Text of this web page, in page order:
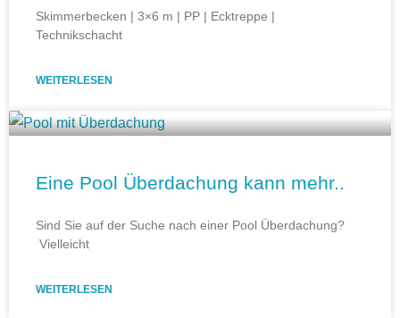
Skimmerbecken | 3×6 m | PP | Ecktreppe |
Technikschacht
WEITERLESEN
Eine Pool Überdachung kann mehr..
Sind Sie auf der Suche nach einer Pool Überdachung?
Vielleicht
WEITERLESEN